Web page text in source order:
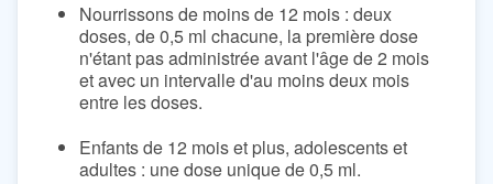
Nourrissons de moins de 12 mois : deux
doses, de 0,5 ml chacune, la première dose
n'étant pas administrée avant l'âge de 2 mois
et avec un intervalle d'au moins deux mois
entre les doses.
Enfants de 12 mois et plus, adolescents et
adultes : une dose unique de 0,5 ml.